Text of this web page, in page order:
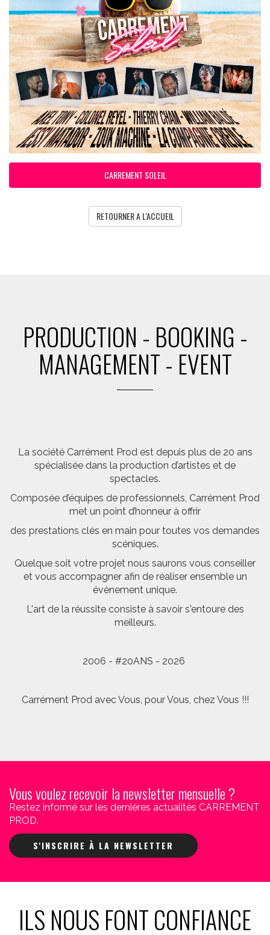
CARREMENT SOLEIL
RETOURNER A L'ACCUEIL
PRODUCTION - BOOKING -
MANAGEMENT - EVENT
La société Carrément Prod est depuis plus de 20 ans
spécialisée dans la production d’artistes et de
spectacles.
Composée d’équipes de professionnels, Carrément Prod
met un point d’honneur à offrir
des prestations clés en main pour toutes vos demandes
scéniques.
Quelque soit votre projet nous saurons vous conseiller
et vous accompagner afin de réaliser ensemble un
évènement unique.
L'art de la réussite consiste à savoir s'entoure des
meilleurs.
2006 - #20ANS - 2026
Carrément Prod avec Vous, pour Vous, chez Vous !!!
Vous voulez recevoir la newsletter mensuelle ?
Restez informé sur les dernières actualités CARREMENT
PROD.
S'INSCRIRE À LA NEWSLETTER
ILS NOUS FONT CONFIANCE